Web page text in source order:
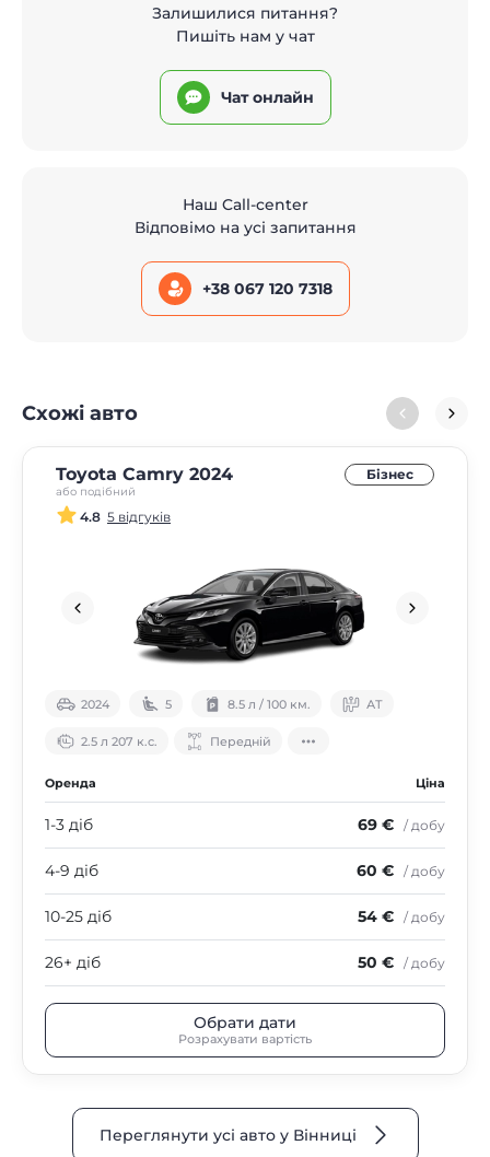
Залишилися питання?
Пишіть нам у чат
Чат онлайн
Наш Call-center
Відповімо на усі запитання
+38 067 120 7318
Схожі авто
Toyota Camry 2024
або подібний
Бізнес
4.8 5 відгуків
2024 5 8.5 л / 100 км. АТ
2.5 л 207 к.с. Передній
Оренда Ціна
1-3 діб 69 € / добу
4-9 діб 60 € / добу
10-25 діб 54 € / добу
26+ діб 50 € / добу
Обрати дати
Розрахувати вартість
Переглянути усі авто у Вінниці